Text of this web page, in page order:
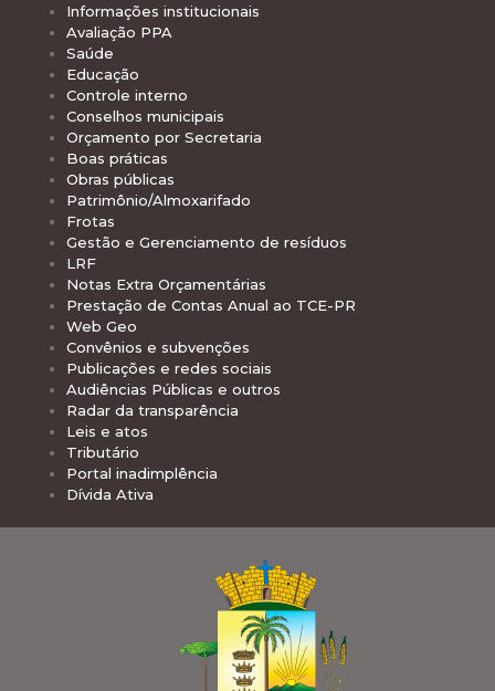
Informações institucionais
Avaliação PPA
Saúde
Educação
Controle interno
Conselhos municipais
Orçamento por Secretaria
Boas práticas
Obras públicas
Patrimônio/Almoxarifado
Frotas
Gestão e Gerenciamento de resíduos
LRF
Notas Extra Orçamentárias
Prestação de Contas Anual ao TCE-PR
Web Geo
Convênios e subvenções
Publicações e redes sociais
Audiências Públicas e outros
Radar da transparência
Leis e atos
Tributário
Portal inadimplência
Dívida Ativa